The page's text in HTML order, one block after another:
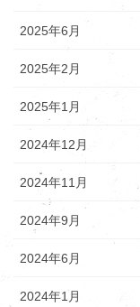
2025年6月
2025年2月
2025年1月
2024年12月
2024年11月
2024年9月
2024年6月
2024年1月